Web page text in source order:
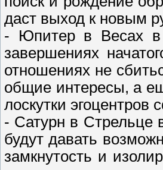
даст выход к новым
- Юпитер в Весах в
завершениях
отношениях не
общие интересы, а
лоскутки эгоцентров
- Сатурн в Стрельце
будут давать
замкнутость и